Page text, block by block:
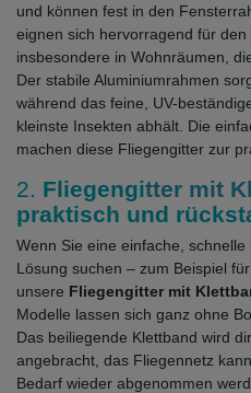
und können fest in den
eignen sich hervorragend für den
insbesondere in Wohnräumen,
Der stabile Aluminiumrahmen
während das feine, UV-
kleinste Insekten abhält. Die
machen diese Fliegengitter zur
2. Fliegengitter mit
praktisch und
Wenn Sie eine einfache,
Lösung suchen – zum Beispiel
unsere Fliegengitter mit
Modelle lassen sich ganz ohne
Das beiliegende Klettband wird
angebracht, das Fliegennetz
Bedarf wieder abgenommen